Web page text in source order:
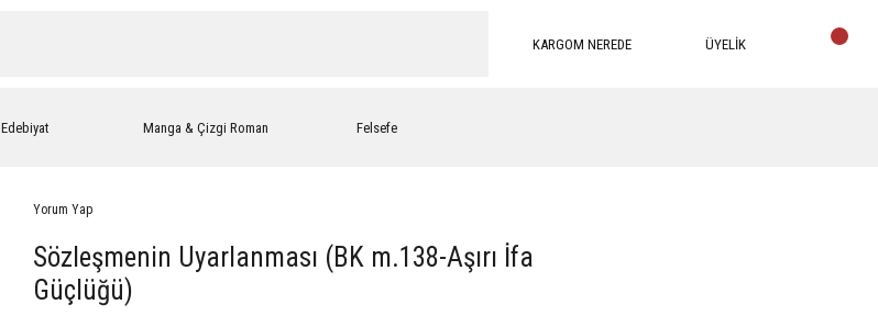
KARGOM NEREDE ÜYELİK
Edebiyat Manga & Çizgi Roman Felsefe
Yorum Yap
Sözleşmenin Uyarlanması (BK m.138-Aşırı İfa
Güçlüğü)